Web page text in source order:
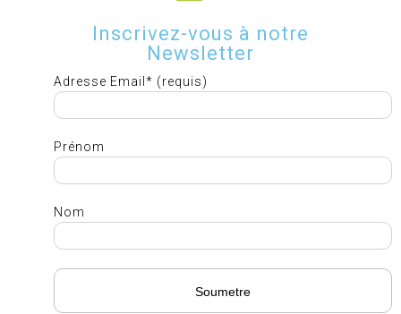
Inscrivez-vous à notre
Newsletter
Adresse Email* (requis)
Prénom
Nom